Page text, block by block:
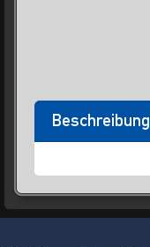
Beschreibung